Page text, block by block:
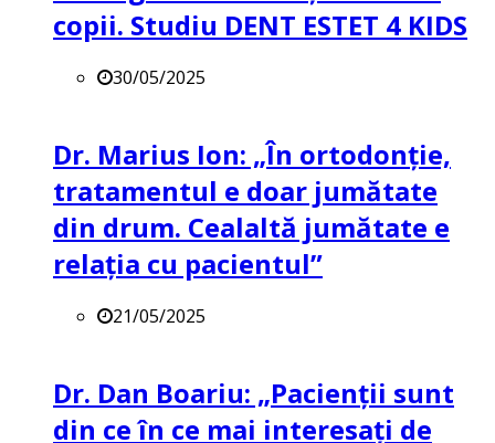
copii. Studiu DENT ESTET 4 KIDS
30/05/2025
Dr. Marius Ion: „În ortodonție,
tratamentul e doar jumătate
din drum. Cealaltă jumătate e
relația cu pacientul”
21/05/2025
Dr. Dan Boariu: „Pacienții sunt
din ce în ce mai interesați de